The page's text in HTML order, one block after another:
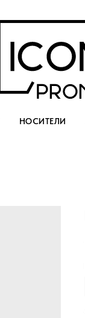
НОСИТЕЛИ